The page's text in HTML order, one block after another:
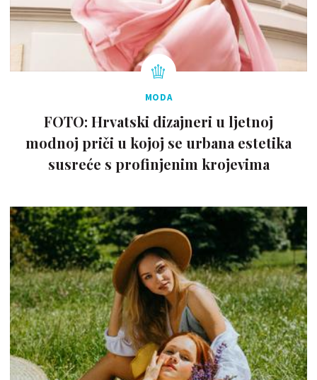
MODA
FOTO: Hrvatski dizajneri u ljetnoj
modnoj priči u kojoj se urbana estetika
susreće s profinjenim krojevima